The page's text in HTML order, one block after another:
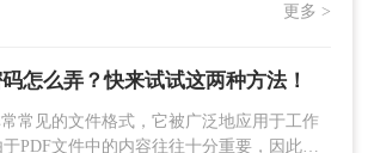
更多 >
怎么弄？快来试试这两种方法！
常见的文件格式，它被广泛地应用于工作
PDF文件中的内容往往十分重要，因此，